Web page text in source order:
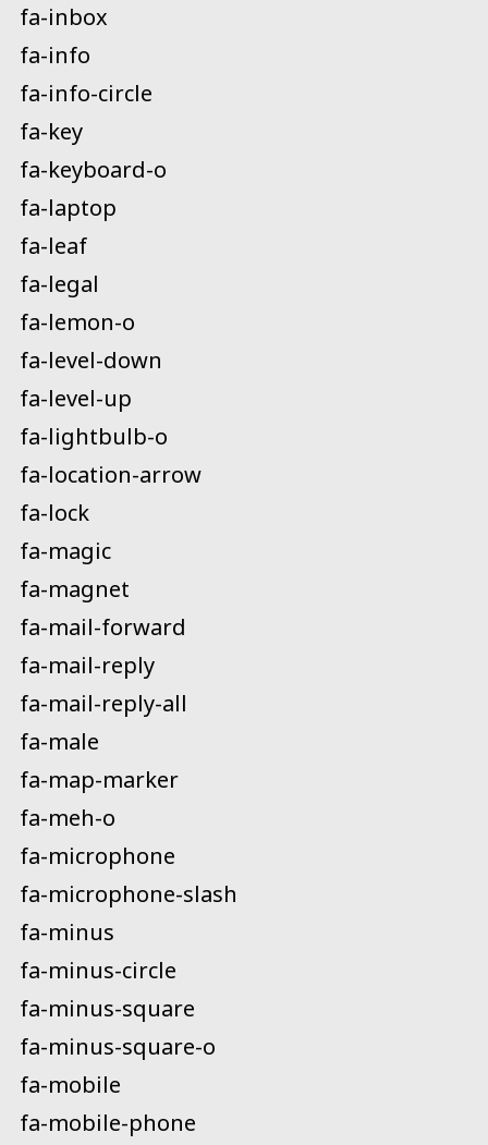
fa-inbox
fa-info
fa-info-circle
fa-key
fa-keyboard-o
fa-laptop
fa-leaf
fa-legal
fa-lemon-o
fa-level-down
fa-level-up
fa-lightbulb-o
fa-location-arrow
fa-lock
fa-magic
fa-magnet
fa-mail-forward
fa-mail-reply
fa-mail-reply-all
fa-male
fa-map-marker
fa-meh-o
fa-microphone
fa-microphone-slash
fa-minus
fa-minus-circle
fa-minus-square
fa-minus-square-o
fa-mobile
fa-mobile-phone